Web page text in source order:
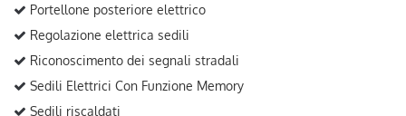
Portellone posteriore elettrico
Regolazione elettrica sedili
Riconoscimento dei segnali stradali
Sedili Elettrici Con Funzione Memory
Sedili riscaldati